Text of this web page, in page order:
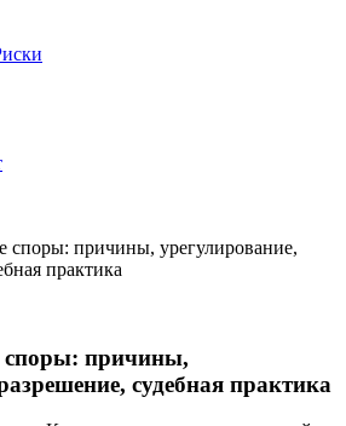
споры: причины, урегулирование,
практика
причины,
судебная практика